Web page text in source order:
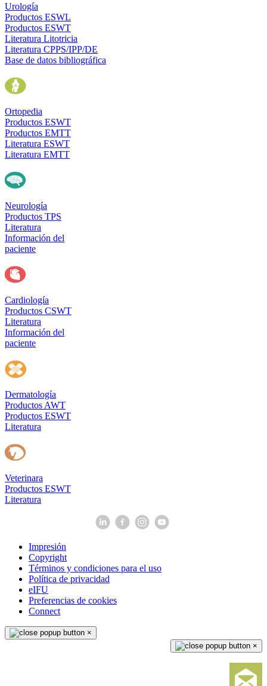
Urología
Productos ESWL
Productos ESWT
Literatura Litotricia
Literatura CPPS/IPP/DE
Base de datos bibliográfica
Ortopedia
Productos ESWT
Productos EMTT
Literatura ESWT
Literatura EMTT
Neurología
Productos TPS
Literatura
Información del
paciente
Cardiología
Productos CSWT
Literatura
Información del
paciente
Dermatología
Productos AWT
Productos ESWT
Literatura
Veterinara
Productos ESWT
Literatura
Impresión
Copyright
Términos y condiciones para el uso
Política de privacidad
eIFU
Preferencias de cookies
Connect
×
×